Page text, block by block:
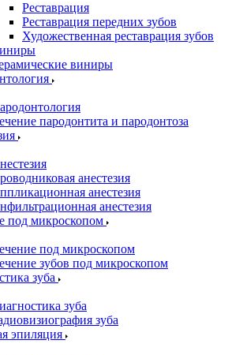
Реставрация
Реставрация передних зубов
Художественная реставрация зубов
виниры
пародонтита и пародонтоза
анестезия
анестезия
анестезия
под микроскопом
под микроскопом
зубов под микроскопом
зуба
зуба
зуба
эпиляция